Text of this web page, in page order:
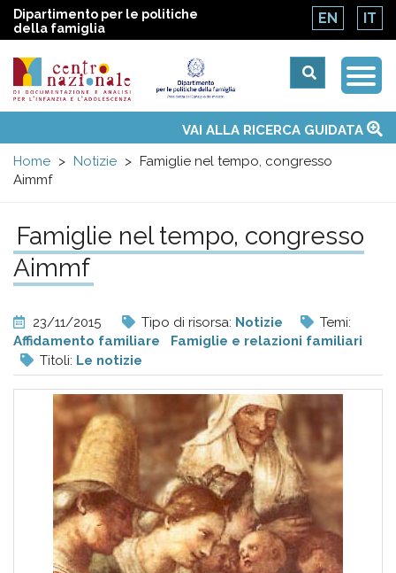
Dipartimento per le politiche
della famiglia
EN IT
Centro
nazionale
di
Documentazione
e
analisi
pr
l'infanzia
l'adolescenza
menu
Temi
Attività
Convenzione ONUVAI ALLA RICERCA GUIDATA
Home
Notizie
Famiglie nel tempo, congresso
Aimmf
Famiglie nel tempo, congresso
Aimmf
23/11/2015 Tipo di risorsa: Notizie
Temi:
Affidamento familiare
Famiglie e relazioni familiari
Titoli: Le notizie